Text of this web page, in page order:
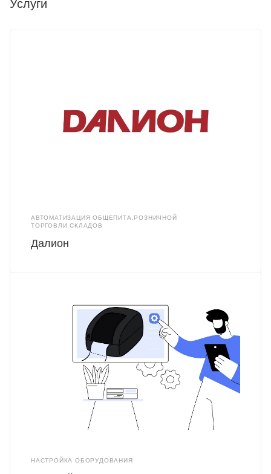
Услуги
АВТОМАТИЗАЦИЯ ОБЩЕПИТА,РОЗНИЧНОЙ
ТОРГОВЛИ,СКЛАДОВ
Далион
НАСТРОЙКА ОБОРУДОВАНИЯ